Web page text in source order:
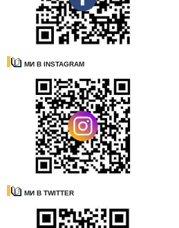
МИ В INSTAGRAM
МИ В TWITTER